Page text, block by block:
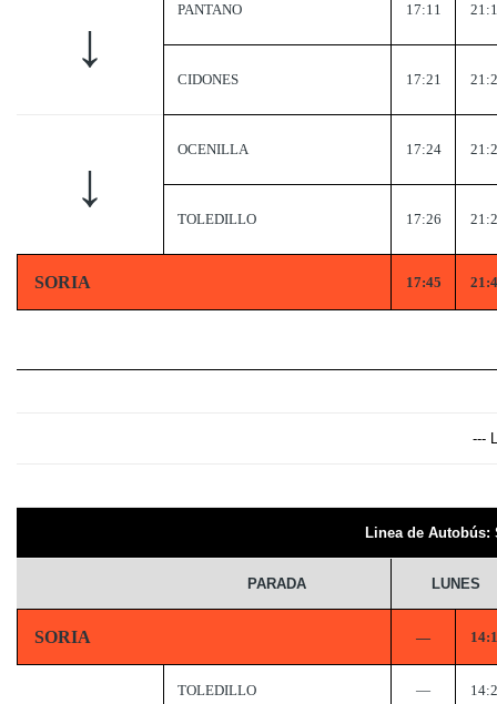
↓
PANTANO 17:11
CIDONES 17:21
↓
OCENILLA 17:24
TOLEDILLO 17:26
SORIA 17:45
---
Linea de Autobús:
PARADA LUNES
SORIA —
TOLEDILLO —